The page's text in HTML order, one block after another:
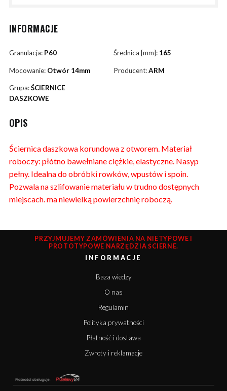
INFORMACJE
Granulacja: P60 Średnica [mm]: 165
Mocowanie: Otwór 14mm Producent:ARM
Grupa:ŚCIERNICE
DASZKOWE
OPIS
Ściernica daszkowa korundowa z otworem. Materiał
roboczy: płótno bawełniane ciężkie, elastyczne. Nasyp
pełny. Idealna do obróbki rowków, wpustów i spoin.
Pozwala na szlifowanie materiału w trudno dostępnych
miejscach. ma niewielką powierzchnię roboczą.
PRZYJMUJEMY ZAMÓWIENIA NA NIETYPOWE I
PROTOTYPOWE NARZĘDZIA ŚCIERNE.
INFORMACJE
Baza wiedzy
O nas
Regulamin
Polityka prywatności
Płatność i dostawa
Zwroty i reklamacje